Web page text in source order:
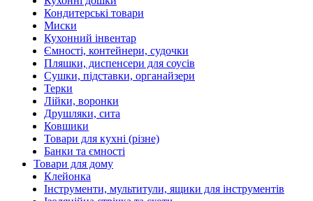
Кондитерські товари
Миски
Кухонний інвентар
Ємності, контейнери, судочки
Пляшки, диспенсери для соусів
Сушки, підставки, органайзери
Терки
Лійки, воронки
Друшляки, сита
Ковшики
Товари для кухні (різне)
Банки та ємності
Товари для дому
Клейонка
Інструменти, мультитули, ящики для інструментів